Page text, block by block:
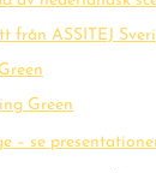
från ASSITEJ
Green
– se